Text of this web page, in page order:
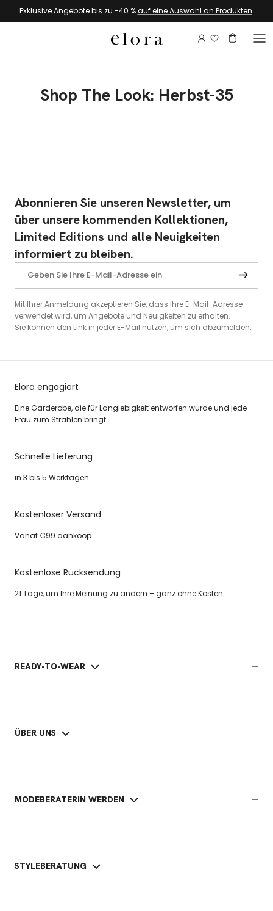
Zum Inhalt springen
Exklusive Angebote bis zu -40 %auf eine Auswahl an Produkten.
KontoMelden Sie
Shop The Look: Herbst-35
Abonnieren Sie unseren Newsletter, um
über unsere kommenden Kollektionen,
Limited Editions und alle Neuigkeiten
informiert zu bleiben.
Mit Ihrer Anmeldung akzeptieren Sie, dass Ihre E-Mail-Adresse
verwendet wird, um Angebote und Neuigkeiten zu erhalten.
Sie können den Link in jeder E-Mail nutzen, um sich abzumelden.
Elora engagiert
Eine Garderobe, die für Langlebigkeit entworfen wurde und jede
Frau zum Strahlen bringt.
Schnelle Lieferung
in 3 bis 5 Werktagen
Kostenloser Versand
Vanaf €99 aankoop
Kostenlose Rücksendung
21 Tage, um Ihre Meinung zu ändern – ganz ohne Kosten.
READY-TO-WEAR
ÜBER UNS
MODEBERATERIN WERDEN
STYLEBERATUNG